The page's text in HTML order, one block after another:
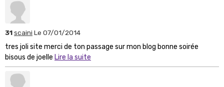
31scaini Le 07/01/2014
tres joli site merci de ton passage sur mon blog bonne soirée
bisous de joelle Lire la suite